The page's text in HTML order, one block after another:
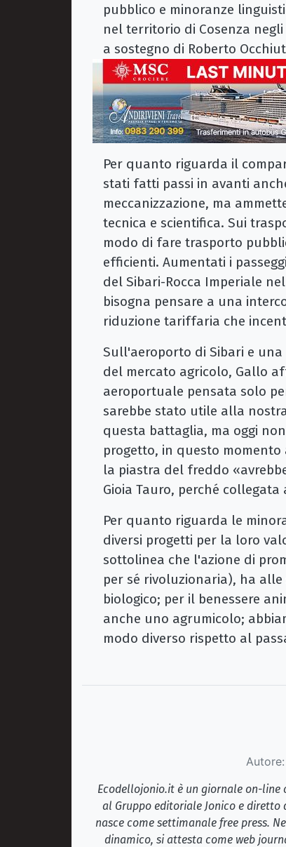
pubblico e minoranze
nel territorio di Cosenza
a sostegno di Roberto
Per quanto riguarda il
stati fatti passi in avanti
meccanizzazione, ma
tecnica e scientifica. Sui
modo di fare trasporto
efficienti. Aumentati i
del Sibari-Rocca Imperiale
bisogna pensare a una
riduzione tariffaria che
Sull'aeroporto di Sibari e
del mercato agricolo, Gallo
aeroportuale pensata solo
sarebbe stato utile alla
questa battaglia, ma oggi
progetto, in questo momento
la piastra del freddo
Gioia Tauro, perché collegata
Per quanto riguarda le
diversi progetti per la loro
sottolinea che l'azione di
per sé rivoluzionaria), ha
biologico; per il benessere
anche uno agrumicolo;
modo diverso rispetto al
Autore:
Ecodellojonio.it è un giornale on-line
al Gruppo editoriale Jonico e diretto
nasce come settimanale free press.
dinamico, si attesta come web